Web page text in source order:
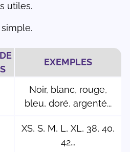
utiles.
EXEMPLES
Noir, blanc, rouge,
bleu, doré, argenté...
XS, S, M, L, XL, 38, 40,
42...